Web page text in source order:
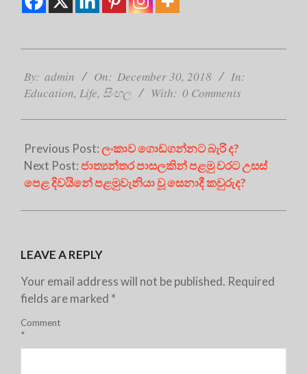
12-
30
By: admin On: December 30, 2018
In:
Education, Life, සිංහල With: 0 Comments
Previous Post:ලංකාව ගොඩගන්නට බැරි ද?
Next Post:ජාත්‍යන්තර පාසලකින් පළමු වරට උසස්
පෙළ දිවයිනේ පළමුවැනියා වූ සෙනාදී කවුරුද?
LEAVE A REPLY
Your email address will not be published. Required
fields are marked *
Comment
*